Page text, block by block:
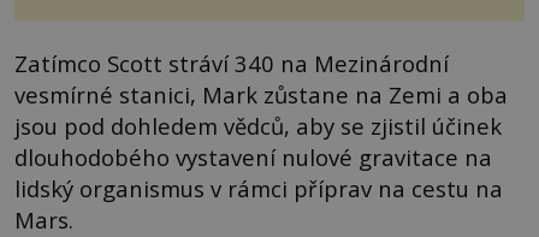
Zatímco Scott stráví 340 na Mezinárodní
vesmírné stanici, Mark zůstane na Zemi a oba
jsou pod dohledem vědců, aby se zjistil účinek
dlouhodobého vystavení nulové gravitace na
lidský organismus v rámci příprav na cestu na
Mars.